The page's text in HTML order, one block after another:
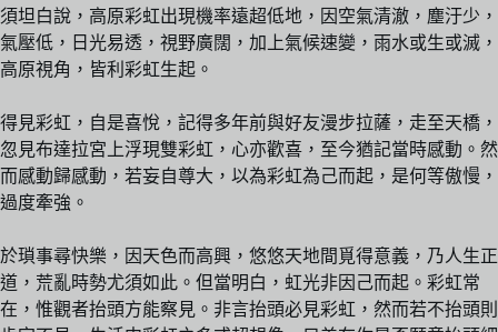
須坦白說，高原彩虹出現機率遠超低地，因空氣清澈，塵汙少，
氣壓低，日光易透，視野廣闊，加上氣候速變，雨水或生或滅，
高原視角，皆利彩虹生起。
得見彩虹，自是喜悅，記得多年前與好友漫步拉薩，走至天橋，
忽見布達拉宮上浮現雙彩虹，心亦歡喜，至今猶記當時感動。然
而感動歸感動，若妄自尊大，以為彩虹為己而起，是何等傲慢，
過度牽強。
於瑣事尋快樂，因天色而高興，悠悠天地間覓得意義，乃人生正
道，荒亂時勢尤須如此。但當明白，虹光非因己而起。彩虹常
在，惟觀者抬頭方能察見。非言抬頭必見彩虹，然而若不抬頭則